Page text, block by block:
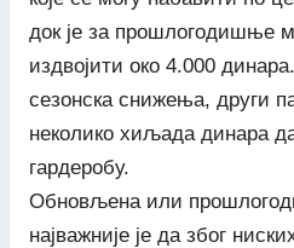
док је за прошлогодишње
издвојити око 4.000
сезонска снижења, други
неколико хиљада динара
гардеробу.
Обновљена или
најважније је да због